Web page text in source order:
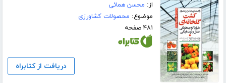
از: محسن همائی
موضوع: محصولات کشاورزی
۴۸۱ صفحه
دریافت از کتابراه